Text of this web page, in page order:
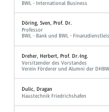
BWL - International Business
Döring, Sven, Prof. Dr.
Professor
BWL - Bank und BWL -
Dreher, Herbert, Prof. Dr.-Ing.
Vorsitzender des Vorstandes
Verein Förderer und Alumni der
Dulic, Dragan
Haustechnik Friedrichshafen